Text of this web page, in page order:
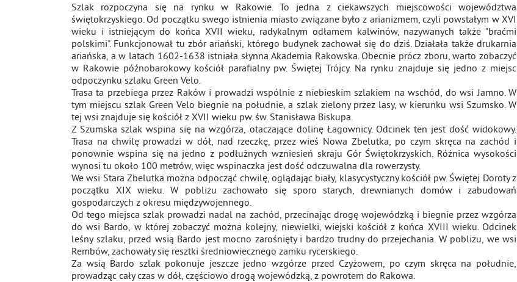
Szlak rozpoczyna się na rynku w Rakowie. To jedna z ciekawszych miejscowości województwa
świętokrzyskiego. Od początku swego istnienia miasto związane było z arianizmem, czyli powstałym w XVI
wieku i istniejącym do końca XVII wieku, radykalnym odłamem kalwinów, nazywanych także "braćmi
polskimi". Funkcjonował tu zbór ariański, którego budynek zachował się do dziś. Działała także drukarnia
ariańska, a w latach 1602-1638 istniała słynna Akademia Rakowska. Obecnie prócz zboru, warto zobaczyć
w Rakowie późnobarokowy kościół parafialny pw. Świętej Trójcy. Na rynku znajduje się jedno z miejsc
odpoczynku szlaku Green Velo.
Trasa ta przebiega przez Raków i prowadzi wspólnie z niebieskim szlakiem na wschód, do wsi Jamno. W
tym miejscu szlak Green Velo biegnie na południe, a szlak zielony przez lasy, w kierunku wsi Szumsko. W
tej wsi znajduje się kościół z XVII wieku pw. św. Stanisława Biskupa.
Z Szumska szlak wspina się na wzgórza, otaczające dolinę Łagownicy. Odcinek ten jest dość widokowy.
Trasa na chwilę prowadzi w dół, nad rzeczkę, przez wieś Nowa Zbelutka, po czym skręca na zachód i
ponownie wspina się na jedno z podłużnych wzniesień skraju Gór Świętokrzyskich. Różnica wysokości
wynosi tu około 100 metrów, więc wspinaczka jest dość odczuwalna dla rowerzysty.
We wsi Stara Zbelutka można odpocząć chwilę, oglądając biały, klasycystyczny kościół pw. Świętej Doroty z
początku XIX wieku. W pobliżu zachowało się sporo starych, drewnianych domów i zabudowań
gospodarczych z okresu międzywojennego.
Od tego miejsca szlak prowadzi nadal na zachód, przecinając drogę wojewódzką i biegnie przez wzgórza
do wsi Bardo, w której zobaczyć można kolejny, niewielki, wiejski kościół z końca XVIII wieku. Odcinek
leśny szlaku, przed wsią Bardo jest mocno zarośnięty i bardzo trudny do przejechania. W pobliżu, we wsi
Rembów, zachowały się resztki średniowiecznego zamku rycerskiego.
Za wsią Bardo szlak pokonuje jeszcze jedno wzgórze przed Czyżowem, po czym skręca na południe,
prowadząc cały czas w dół, częściowo drogą wojewódzką, z powrotem do Rakowa.